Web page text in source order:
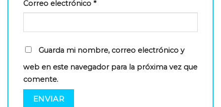
Correo electrónico *
Guarda mi nombre, correo electrónico y
web en este navegador para la próxima vez que
comente.